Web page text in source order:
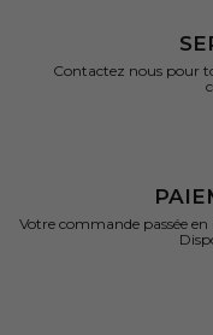
Contactez nous pour
Votre commande passée